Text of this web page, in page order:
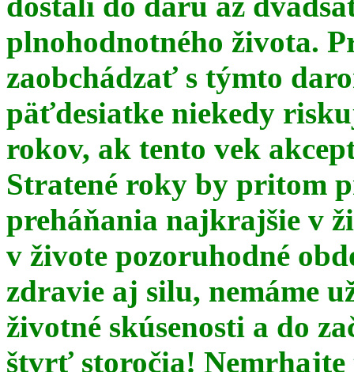
plnohodnotného života.
zaobchádzať s týmto
päťdesiatke niekedy
rokov, ak tento vek
Stratené roky by pritom
preháňania najkrajšie v
v živote pozoruhodné
zdravie aj silu, nemáme
životné skúsenosti a do
štvrť storočia!